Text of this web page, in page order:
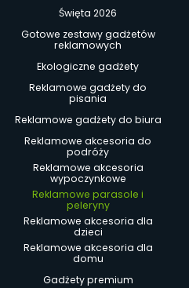
Święta 2026
Gotowe zestawy gadżetów
reklamowych
Ekologiczne gadżety
Reklamowe gadżety do
pisania
Reklamowe gadżety do biura
Reklamowe akcesoria do
podróży
Reklamowe akcesoria
wypoczynkowe
Reklamowe parasole i
peleryny
Reklamowe akcesoria dla
dzieci
Reklamowe akcesoria dla
domu
Gadżety premium